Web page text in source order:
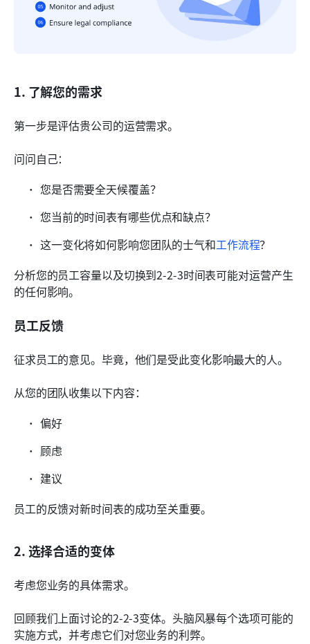
1. 了解您的需求
第一步是评估贵公司的运营需求。
问问自己：
您是否需要全天候覆盖？
您当前的时间表有哪些优点和缺点？
这一变化将如何影响您团队的士气和工作流程？
分析您的员工容量以及切换到2-2-3时间表可能对运营产生
的任何影响。
员工反馈
征求员工的意见。毕竟，他们是受此变化影响最大的人。
从您的团队收集以下内容：
偏好
顾虑
建议
员工的反馈对新时间表的成功至关重要。
2. 选择合适的变体
考虑您业务的具体需求。
回顾我们上面讨论的2-2-3变体。头脑风暴每个选项可能的
实施方式，并考虑它们对您业务的利弊。